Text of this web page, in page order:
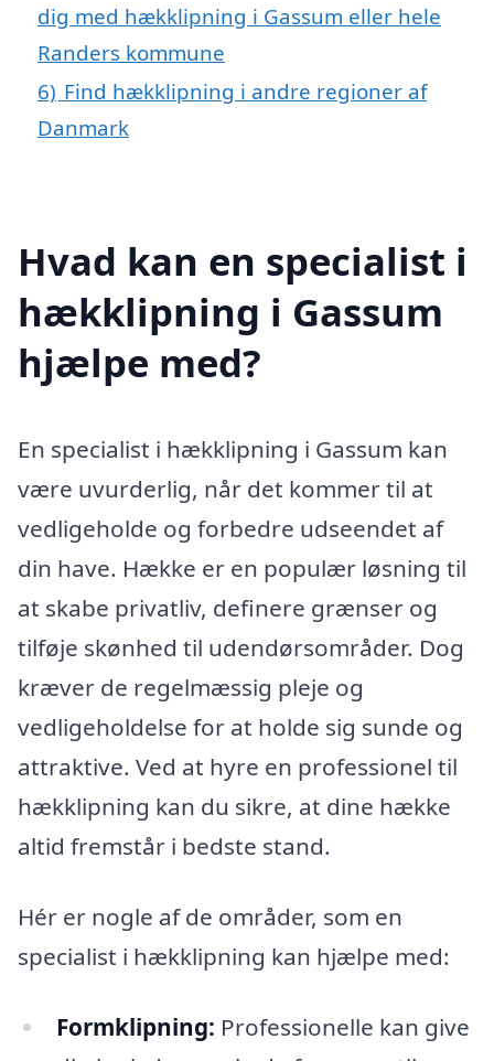
dig med hækklipning i Gassum eller hele
Randers kommune
6) Find hækklipning i andre regioner af
Danmark
Hvad kan en specialist i
hækklipning i Gassum
hjælpe med?
En specialist i hækklipning i Gassum kan
være uvurderlig, når det kommer til at
vedligeholde og forbedre udseendet af
din have. Hække er en populær løsning til
at skabe privatliv, definere grænser og
tilføje skønhed til udendørsområder. Dog
kræver de regelmæssig pleje og
vedligeholdelse for at holde sig sunde og
attraktive. Ved at hyre en professionel til
hækklipning kan du sikre, at dine hække
altid fremstår i bedste stand.
Hér er nogle af de områder, som en
specialist i hækklipning kan hjælpe med:
Formklipning: Professionelle kan give